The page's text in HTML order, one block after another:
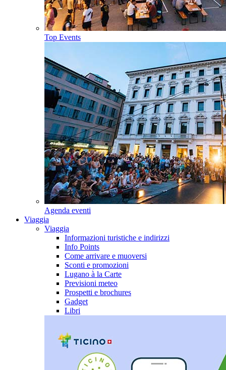
Top Events
Agenda eventi
Viaggia
Viaggia
Informazioni turistiche e indirizzi
Info Points
Come arrivare e muoversi
Sconti e promozioni
Lugano à la Carte
Previsioni meteo
Prospetti e brochures
Gadget
Libri